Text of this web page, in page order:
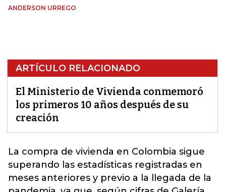
ANDERSON URREGO
ARTÍCULO RELACIONADO
El Ministerio de Vivienda conmemoró
los primeros 10 años después de su
creación
La compra de vivienda en Colombia sigue
superando las estadísticas registradas en
meses anteriores y previo a la llegada de la